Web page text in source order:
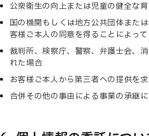
公衆衛生の向上または児童の健全な
国の機関もしくは地方公共団体また
客様ご本人の同意を得ることによっ
裁判所、検察庁、警察、弁護士会、
れた場合
お客様ご本人から第三者への提供を
合併その他の事由による事業の承継